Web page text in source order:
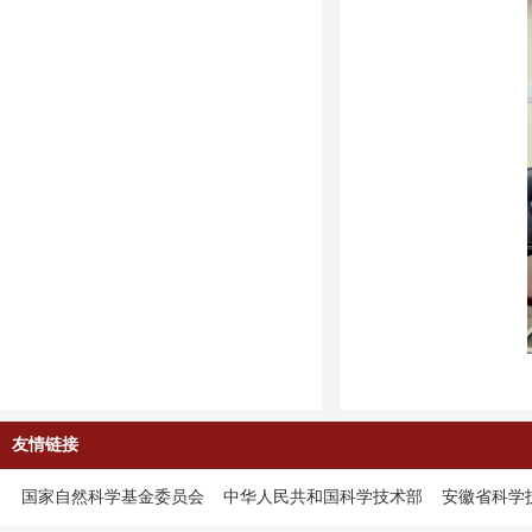
友情链接
国家自然科学基金委员会 中华人民共和国科学技术部 安徽省科学